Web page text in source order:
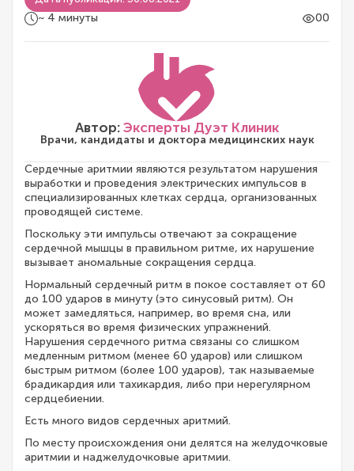
~ 4 минуты 00
Автор:Эксперты Дуэт Клиник
Врачи, кандидаты и доктора медицинских наук
Сердечные аритмии являются результатом нарушения
выработки и проведения электрических импульсов в
специализированных клетках сердца, организованных
проводящей системе.
Поскольку эти импульсы отвечают за сокращение
сердечной мышцы в правильном ритме, их нарушение
вызывает аномальные сокращения сердца.
Нормальный сердечный ритм в покое составляет от 60
до 100 ударов в минуту (это синусовый ритм). Он
может замедляться, например, во время сна, или
ускоряться во время физических упражнений.
Нарушения сердечного ритма связаны со слишком
медленным ритмом (менее 60 ударов) или слишком
быстрым ритмом (более 100 ударов), так называемые
брадикардия или тахикардия, либо при нерегулярном
сердцебиении.
Есть много видов сердечных аритмий.
По месту происхождения они делятся на желудочковые
аритмии и наджелудочковые аритмии.